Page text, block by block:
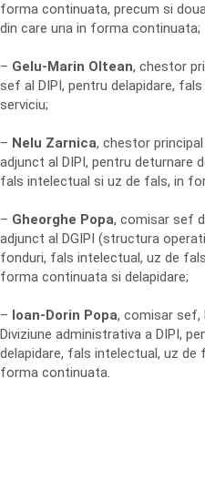
forma continuata, precum si
din care una in forma continuata;
– Gelu-Marin Oltean, chestor
sef al DIPI, pentru delapidare,
serviciu;
– Nelu Zarnica, chestor
adjunct al DIPI, pentru deturnare
fals intelectual si uz de fals, in
– Gheorghe Popa, comisar sef
adjunct al DGIPI (structura
fonduri, fals intelectual, uz de
forma continuata si delapidare;
– Ioan-Dorin Popa, comisar
Diviziune administrativa a DIPI,
delapidare, fals intelectual, uz
forma continuata.